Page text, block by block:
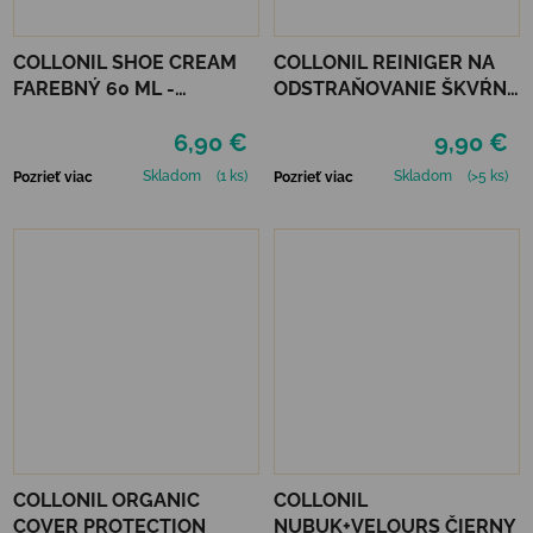
COLLONIL SHOE CREAM
FAREBNÝ 60 ML -
6,90 €
Pozrieť viac Skladom (1 ks)
COLLONIL REINIGER NA
ODSTRAŇOVANIE ŠKVŔN
9,90 €
Pozrieť viac Skladom (>5 ks)
COLLONIL ORGANIC
COVER PROTECTION
COLLONIL
NUBUK+VELOURS ČIERNY